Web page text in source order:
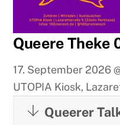
Queere Theke
17. September 2026
UTOPIA Kiosk,
Queerer